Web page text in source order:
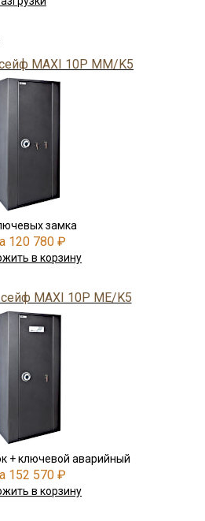
MAXI 10P MM/K5
замка
120 780 ₽
в корзину
MAXI 10P ME/K5
+ ключевой аварийный
152 570 ₽
в корзину